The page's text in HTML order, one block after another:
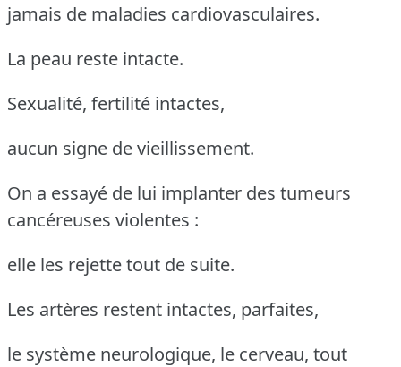
jamais de maladies cardiovasculaires.
La peau reste intacte.
Sexualité, fertilité intactes,
aucun signe de vieillissement.
On a essayé de lui implanter des tumeurs
cancéreuses violentes :
elle les rejette tout de suite.
Les artères restent intactes, parfaites,
le système neurologique, le cerveau, tout